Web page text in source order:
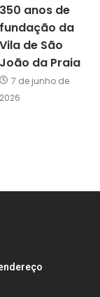
350 anos de
fundação da
Vila de São
João da Praia
7 de junho de
2026